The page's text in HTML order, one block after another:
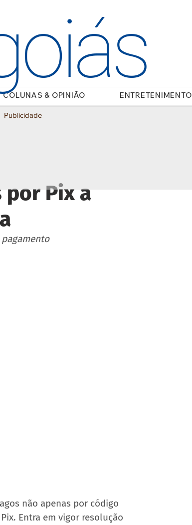
COLUNAS & OPINIÃO ENTRETENIMENTO
Pix a
não apenas por código
. Entra em vigor resolução
Publicidade